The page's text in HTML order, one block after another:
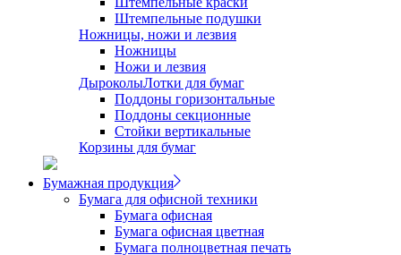
Штемпельные подушки
Ножницы, ножи и лезвия
Ножницы
Ножи и лезвия
ДыроколыЛотки для бумаг
Поддоны горизонтальные
Поддоны секционные
Стойки вертикальные
Корзины для бумаг
Бумажная продукция
Бумага для офисной техники
Бумага офисная
Бумага офисная цветная
Бумага полноцветная печать